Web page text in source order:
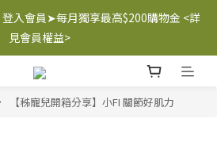
入會員➤每月獨享最高$200購物金 <詳
見會員權益>
入會員➤每月獨享最高$200購物金 <詳
見會員權益>
灣免運｜滿3500香港免運
【秭寵兒開箱分享】小FI 關節好肌力